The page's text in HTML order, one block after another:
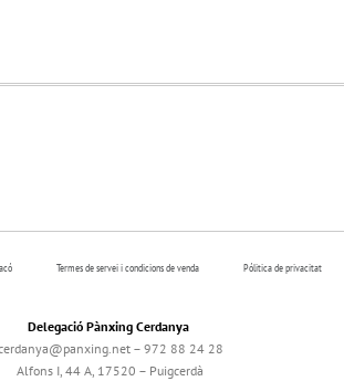
Termes de servei i condicions de venda Pólitica de privacitat
Delegació Pànxing Cerdanya
– 972 88 24 28
Alfons I, 44 A, 17520 – Puigcerdà